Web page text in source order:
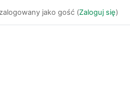
jako gość (Zaloguj się)